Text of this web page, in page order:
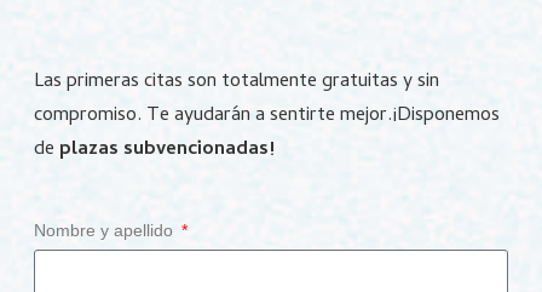
Las primeras citas son totalmente gratuitas y sin
compromiso. Te ayudarán a sentirte mejor.¡Disponemos
de plazas subvencionadas!
Nombre y apellido